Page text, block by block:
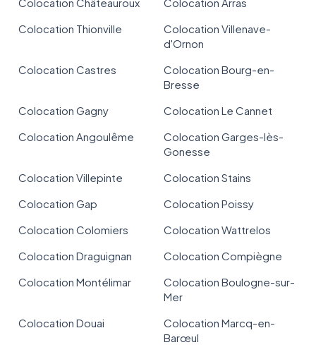
Colocation Thionville
Colocation Villenave-
d'Ornon
Colocation Castres
Colocation Bourg-en-
Bresse
Colocation Gagny
Colocation Le Cannet
Colocation Angoulême
Colocation Garges-lès-
Gonesse
Colocation Villepinte
Colocation Stains
Colocation Gap
Colocation Poissy
Colocation Colomiers
Colocation Wattrelos
Colocation Draguignan
Colocation Compiègne
Colocation Montélimar
Colocation Boulogne-sur-
Mer
Colocation Douai
Colocation Marcq-en-
Barœul